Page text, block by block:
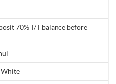
70% T/T balance before
White